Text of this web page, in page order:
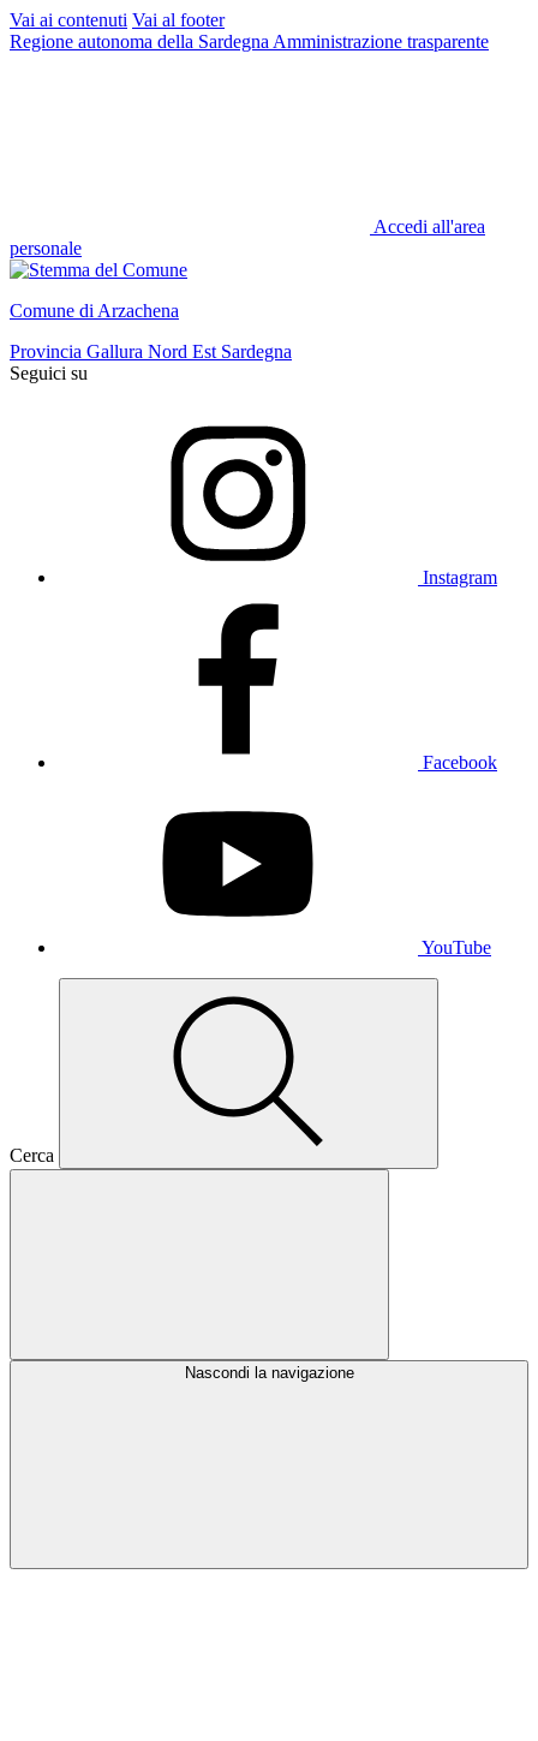
Vai ai contenuti Vai al footer
Regione autonoma della Sardegna Amministrazione trasparente
Accedi all'area
personale
Comune di Arzachena
Provincia Gallura Nord Est Sardegna
Seguici su
Instagram
Facebook
YouTube
Cerca
Nascondi la navigazione